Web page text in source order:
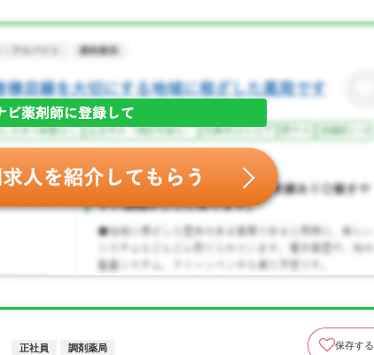
正社員 調剤薬局 保存する